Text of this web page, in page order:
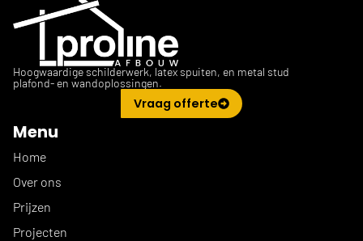
Hoogwaardige schilderwerk, latex spuiten, en metal stud
plafond- en wandoplossingen.
Vraag offerte
Menu
Home
Over ons
Prijzen
Projecten